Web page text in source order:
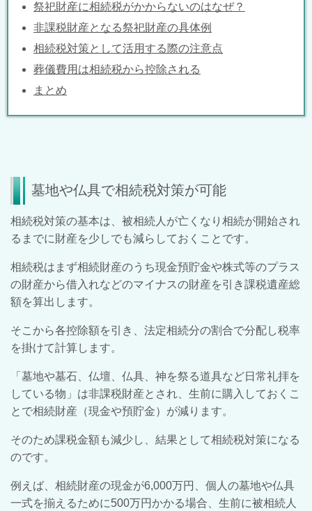
祭祀財産に相続税がかからないのはなぜ？
非課税財産となる祭祀財産の具体例
相続税対策として活用する際の注意点
葬儀費用は相続税から控除される
まとめ
墓地や仏具で相続税対策が可能
相続税対策の基本は、被相続人が亡くなり相続が開始され
るまでに財産を少しでも減らしておくことです。
相続税はまず相続財産のうち現金預貯金や株式等のプラス
の財産から借入れなどのマイナスの財産を引き課税遺産総
額を算出します。
そこから各控除額を引き、法定相続分の割合で分配し税率
を掛けて計算します。
「墓地や墓石、仏壇、仏具、神を祭る道具など日常礼拝を
している物」は非課税財産とされ、生前に購入しておくこ
とで相続財産（現金や預貯金）が減ります。
そのため課税金額も減少し、結果として相続税対策になる
のです。
例えば、相続財産の現金が6,000万円、個人の墓地や仏具
一式を揃えるために500万円かかる場合、生前に被相続人